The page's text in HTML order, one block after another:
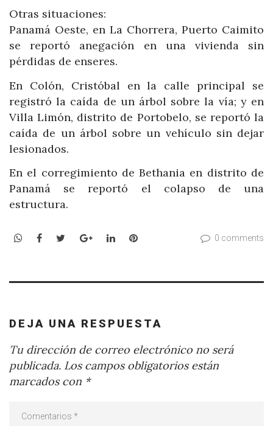
Otras situaciones:
Panamá Oeste, en La Chorrera, Puerto Caimito
se reportó anegación en una vivienda sin
pérdidas de enseres.
En Colón, Cristóbal en la calle principal se
registró la caída de un árbol sobre la vía; y en
Villa Limón, distrito de Portobelo, se reportó la
caída de un árbol sobre un vehículo sin dejar
lesionados.
En el corregimiento de Bethania en distrito de
Panamá se reportó el colapso de una
estructura.
WhatsApp
Facebook
TwitterGoogle+LinkedInPinterest 0 comments
DEJA UNA RESPUESTA
Tu dirección de correo electrónico no será
publicada. Los campos obligatorios están
marcados con *